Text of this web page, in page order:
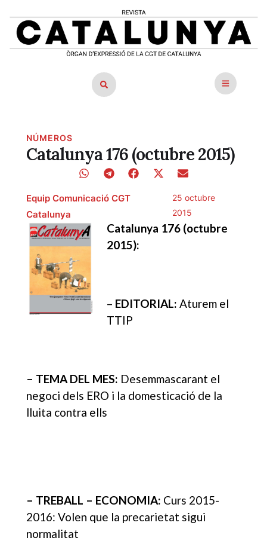
NÚMEROS
Catalunya 176 (octubre 2015)
Equip Comunicació CGT
Catalunya
25 octubre
2015
Catalunya 176 (octubre
2015):
– EDITORIAL: Aturem el
TTIP
– TEMA DEL MES: Desemmascarant el
negoci dels ERO i la domesticació de la
lluita contra ells
– TREBALL – ECONOMIA: Curs 2015-
2016: Volen que la precarietat sigui
normalitat